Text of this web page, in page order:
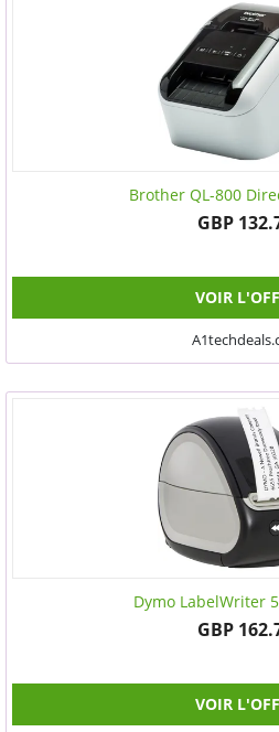
Brother QL-800
GBP
VOIR
Dymo LabelWriter
GBP
VOIR